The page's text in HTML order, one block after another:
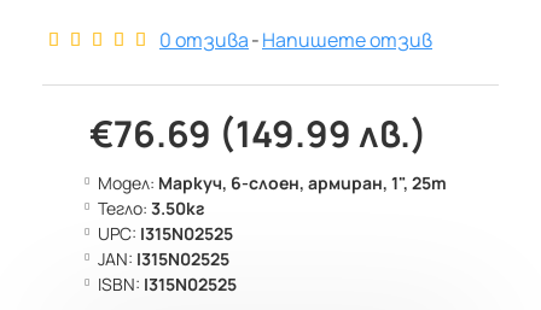
0 отзива-Напишете отзив
€76.69 (149.99 лв.)
Модел: Маркуч, 6-слоен, армиран, 1", 25m
Тегло: 3.50кг
UPC: I315N02525
JAN: I315N02525
ISBN: I315N02525